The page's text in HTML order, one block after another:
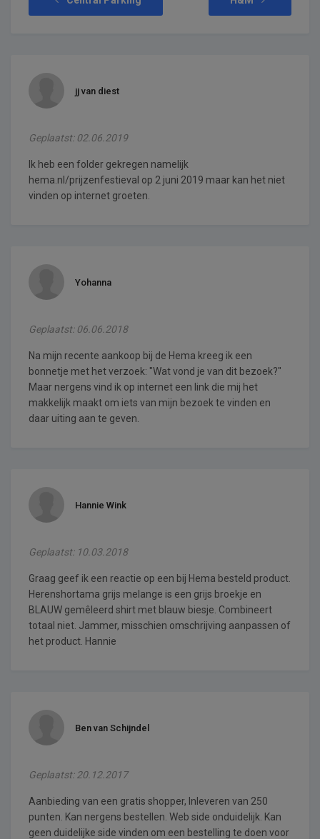
jj van diest
Geplaatst: 02.06.2019
Ik heb een folder gekregen namelijk
hema.nl/prijzenfestieval op 2 juni 2019 maar kan het niet
vinden op internet groeten.
Yohanna
Geplaatst: 06.06.2018
Na mijn recente aankoop bij de Hema kreeg ik een
bonnetje met het verzoek: "Wat vond je van dit bezoek?"
Maar nergens vind ik op internet een link die mij het
makkelijk maakt om iets van mijn bezoek te vinden en
daar uiting aan te geven.
Hannie Wink
Geplaatst: 10.03.2018
Graag geef ik een reactie op een bij Hema besteld product.
Herenshortama grijs melange is een grijs broekje en
BLAUW gemêleerd shirt met blauw biesje. Combineert
totaal niet. Jammer, misschien omschrijving aanpassen of
het product. Hannie
Ben van Schijndel
Geplaatst: 20.12.2017
Aanbieding van een gratis shopper, Inleveren van 250
punten. Kan nergens bestellen. Web side onduidelijk. Kan
geen duidelijke side vinden om een bestelling te doen voor